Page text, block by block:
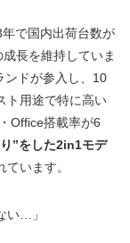
で国内出荷台数が
長を維持していま
ンドが参入し、10
ト用途で特に高い
Office搭載率が6
”をした2in1モデ
います。
い…」